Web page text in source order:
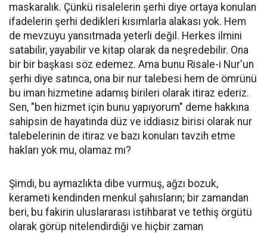
maskaralık. Çünkü risalelerin şerhi diye ortaya konulan
ifadelerin şerhi dedikleri kısımlarla alakası yok. Hem
de mevzuyu yansıtmada yeterli değil. Herkes ilmini
satabilir, yayabilir ve kitap olarak da neşredebilir. Ona
bir bir başkası söz edemez. Ama bunu Risale-i Nur'un
şerhi diye satınca, ona bir nur talebesi hem de ömrünü
bu iman hizmetine adamış birileri olarak itiraz ederiz.
Sen, "ben hizmet için bunu yapıyorum" deme hakkına
sahipsin de hayatında düz ve iddiasız birisi olarak nur
talebelerinin de itiraz ve bazı konuları tavzih etme
hakları yok mu, olamaz mı?
Şimdi, bu aymazlıkta dibe vurmuş, ağzı bozuk,
kerameti kendinden menkul şahısların; bir zamandan
beri, bu fakirin uluslararası istihbarat ve tethiş örgütü
olarak görüp nitelendirdiği ve hiçbir zaman